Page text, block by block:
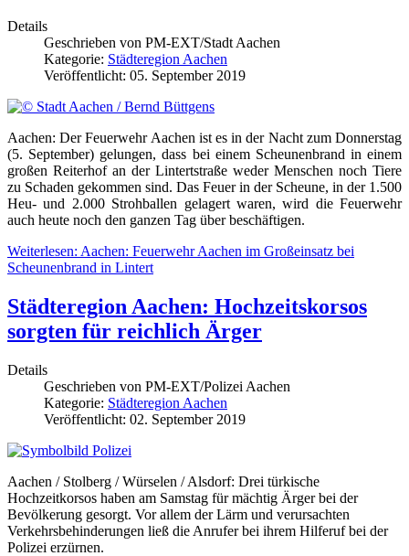
Details
Geschrieben von PM-EXT/Stadt Aachen
Kategorie: Städteregion Aachen
Veröffentlicht: 05. September 2019
Aachen: Der Feuerwehr Aachen ist es in der Nacht zum Donnerstag
(5. September) gelungen, dass bei einem Scheunenbrand in einem
großen Reiterhof an der Lintertstraße weder Menschen noch Tiere
zu Schaden gekommen sind. Das Feuer in der Scheune, in der 1.500
Heu- und 2.000 Strohballen gelagert waren, wird die Feuerwehr
auch heute noch den ganzen Tag über beschäftigen.
Weiterlesen: Aachen: Feuerwehr Aachen im Großeinsatz bei
Scheunenbrand in Lintert
Städteregion Aachen: Hochzeitskorsos
sorgten für reichlich Ärger
Details
Geschrieben von PM-EXT/Polizei Aachen
Kategorie: Städteregion Aachen
Veröffentlicht: 02. September 2019
Aachen / Stolberg / Würselen / Alsdorf: Drei türkische
Hochzeitkorsos haben am Samstag für mächtig Ärger bei der
Bevölkerung gesorgt. Vor allem der Lärm und verursachten
Verkehrsbehinderungen ließ die Anrufer bei ihrem Hilferuf bei der
Polizei erzürnen.